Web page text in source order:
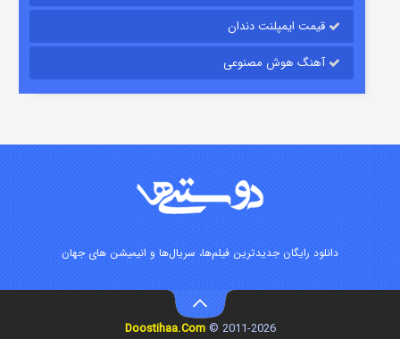
قسمت۲ (دوبله) منتشر شد
قیمت ایمپلنت دندان
آهنگ هوش مصنوعی
دانلود رایگان جدیدترین فیلم‌ها، سریال‌ها و انیمیشن های جهان
2011-2026 ©
Doostihaa.Com